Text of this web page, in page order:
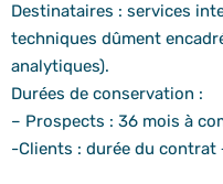
Destinataires : services
techniques dûment
analytiques).
Durées de conservation :
– Prospects : 36 mois à
-Clients : durée du contrat